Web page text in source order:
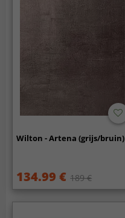
Wilton - Artena (grijs/bruin)
134.99 € 189 €